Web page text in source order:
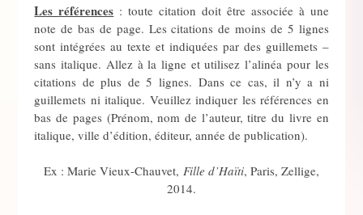
Les références : toute citation doit être associée à une
note de bas de page. Les citations de moins de 5 lignes
sont intégrées au texte et indiquées par des guillemets –
sans italique. Allez à la ligne et utilisez l’alinéa pour les
citations de plus de 5 lignes. Dans ce cas, il n’y a ni
guillemets ni italique. Veuillez indiquer les références en
bas de pages (Prénom, nom de l’auteur, titre du livre en
italique, ville d’édition, éditeur, année de publication).
Ex : Marie Vieux-Chauvet, Fille d’Haïti, Paris, Zellige,
2014.